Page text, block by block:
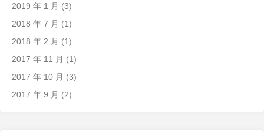
2019 年 1 月 (3)
2018 年 7 月 (1)
2018 年 2 月 (1)
2017 年 11 月 (1)
2017 年 10 月 (3)
2017 年 9 月 (2)